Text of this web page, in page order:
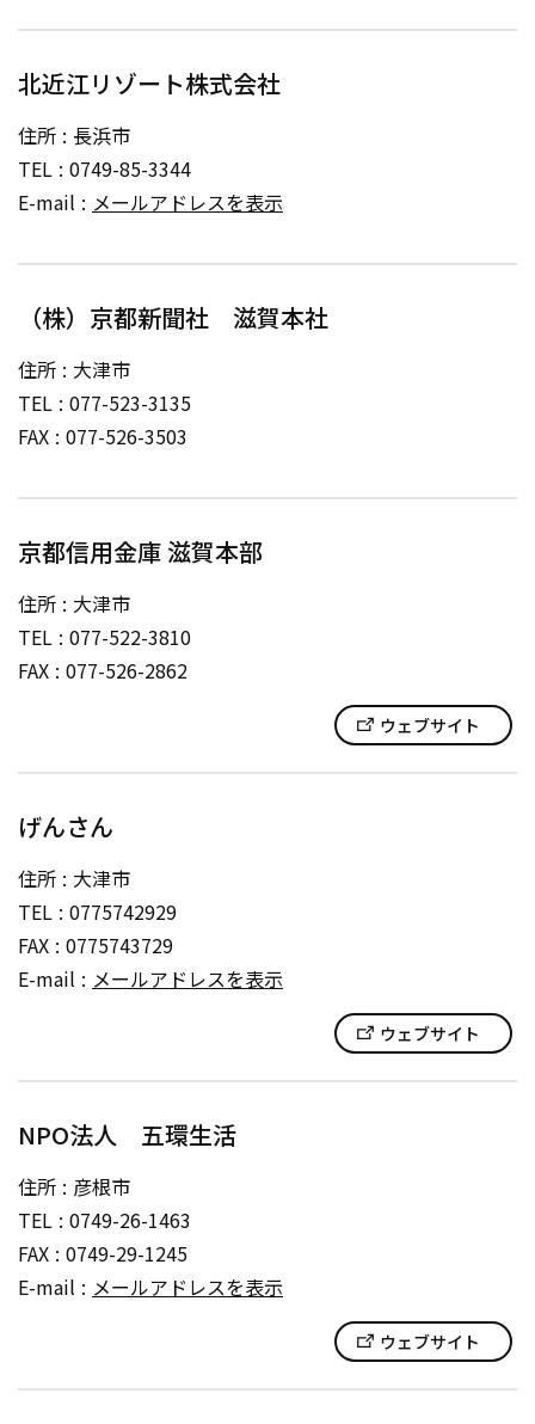
北近江リゾート株式会社
住所
長浜市
TEL 0749-85-3344
E-mail
メールアドレスを表示
（株）京都新聞社 滋賀本社
住所
大津市
TEL 077-523-3135
FAX 077-526-3503
京都信用金庫 滋賀本部
住所
大津市
TEL 077-522-3810
FAX 077-526-2862
ウェブサイト
げんさん
住所
大津市
TEL 0775742929
FAX 0775743729
E-mail
メールアドレスを表示
ウェブサイト
NPO法人 五環生活
住所
彦根市
TEL 0749-26-1463
FAX 0749-29-1245
E-mail
メールアドレスを表示
ウェブサイト